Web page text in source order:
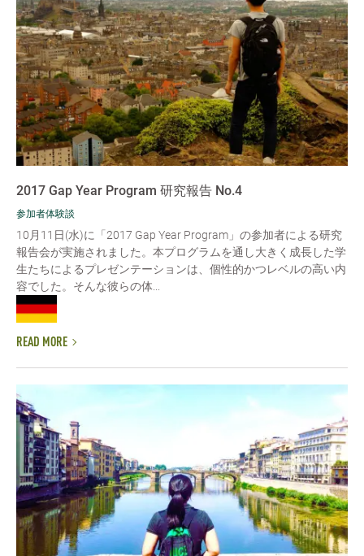
2017 Gap Year Program 研究報告 No.4
参加者体験談
10月11日(水)に「2017 Gap Year Program」の参加者による研究
報告会が実施されました。本プログラムを通し大きく成長した学
生たちによるプレゼンテーションは、個性的かつレベルの高い内
容でした。そんな彼らの体...
READ MORE